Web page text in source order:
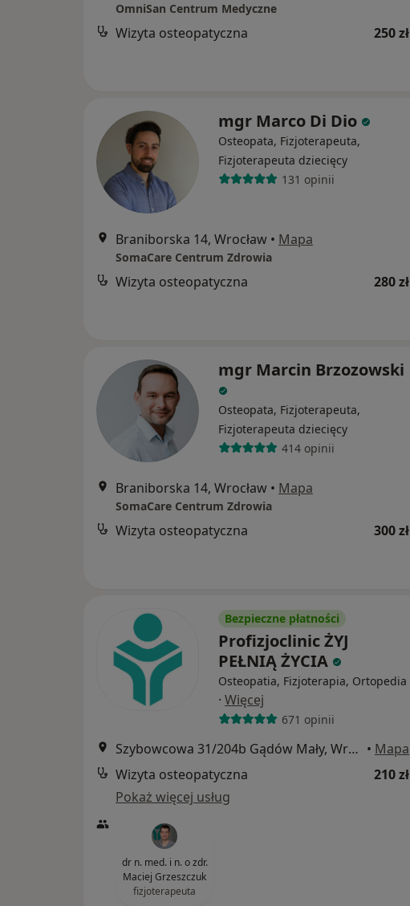
OmniSan Centrum Medyczne
Wizyta osteopatyczna 250 zł
mgr Marco Di Dio
Osteopata, Fizjoterapeuta,
Fizjoterapeuta dziecięcy
131 opinii
Braniborska 14, Wrocław • Mapa
SomaCare Centrum Zdrowia
Wizyta osteopatyczna 280 zł
mgr Marcin Brzozowski
Osteopata, Fizjoterapeuta,
Fizjoterapeuta dziecięcy
414 opinii
Braniborska 14, Wrocław • Mapa
SomaCare Centrum Zdrowia
Wizyta osteopatyczna 300 zł
Bezpieczne płatności
Profizjoclinic ŻYJ
PEŁNIĄ ŻYCIA
Osteopatia, Fizjoterapia, Ortopedia
· Więcej
671 opinii
Szybowcowa 31/204b Gądów Mały, Wrocław • Mapa
Wizyta osteopatyczna
210 zł
Pokaż więcej usług
dr n. med. i n. o zdr.
Maciej Grzeszczuk
fizjoterapeuta